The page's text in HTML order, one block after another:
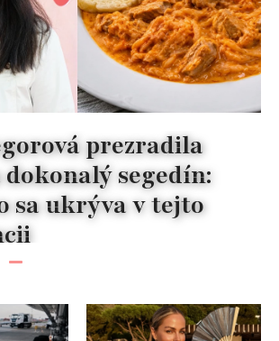
prezradila
segedín:
sa ukrýva v tejto